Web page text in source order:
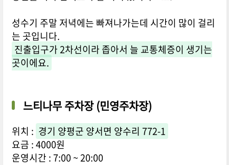
성수기 주말 저녁에는 빠져나가는데 시간이 많이 걸리
는 곳입니다.
진출입구가 2차선이라 좁아서 늘 교통체증이 생기는
곳이에요.
느티나무 주차장 (민영주차장)
위치 : 경기 양평군 양서면 양수리 772-1
요금 : 4000원
운영시간 : 7:00 ~ 20:00